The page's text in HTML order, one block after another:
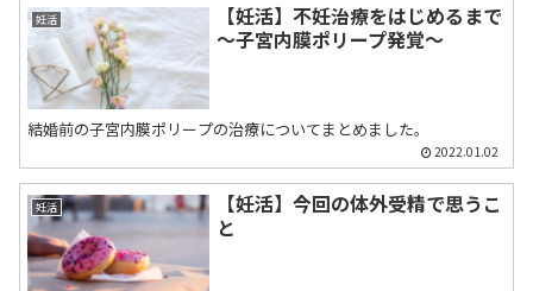
妊活
【妊活】不妊治療をはじめるまで
～子宮内膜ポリープ発覚～
結婚前の子宮内膜ポリープの治療についてまとめました。
2022.01.02
妊活
【妊活】今回の体外受精で思うこ
と